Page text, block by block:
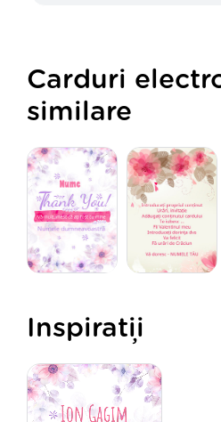
Carduri
similare
Inspirații